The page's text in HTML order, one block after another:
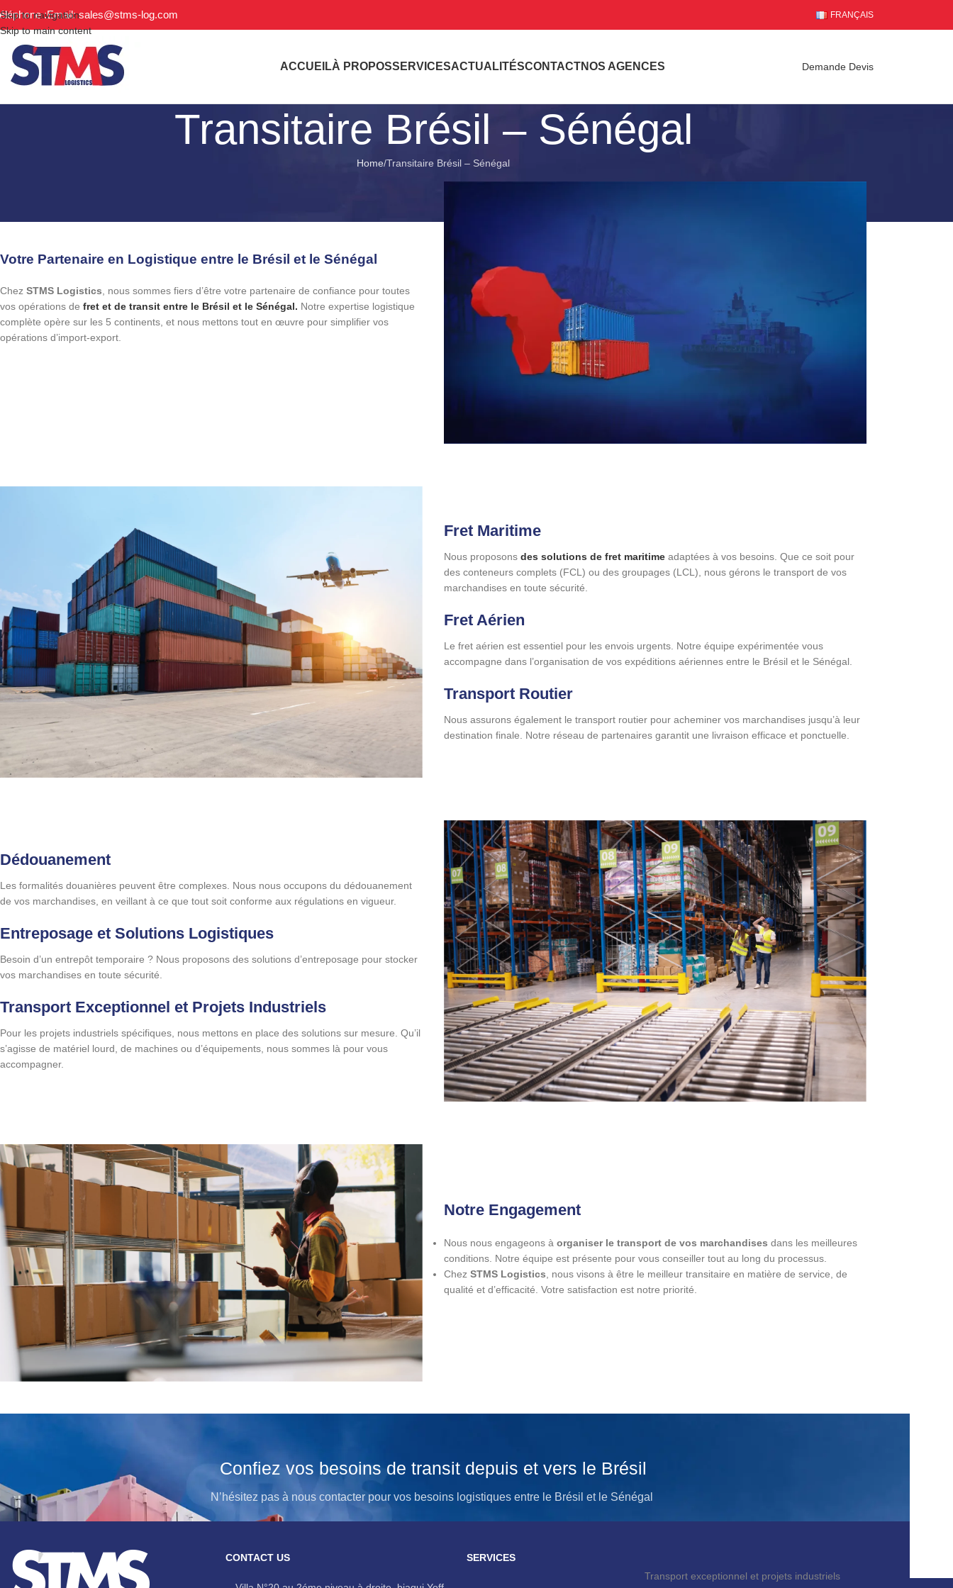
Skip to navigation
Skip to main content
:Email: sales@stms-log.com FRANÇAIS
ACCUEILÀ PROPOSSERVICESACTUALITÉSCONTACTNOS AGENCES Demande Devis
Transitaire Brésil – Sénégal
Home Transitaire Brésil – Sénégal
Votre Partenaire en Logistique entre le Brésil et le Sénégal
Chez STMS Logistics , nous sommes fiers d’être votre partenaire de confiance pour toutes
vos opérations de fret et de transit entre le Brésil et le Sénégal. Notre expertise logistique
complète opère sur les 5 continents, et nous mettons tout en œuvre pour simplifier vos
opérations d’import-export.
Fret Maritime
Nous proposons des solutions de fret maritime adaptées à vos besoins. Que ce soit pour
des conteneurs complets (FCL) ou des groupages (LCL), nous gérons le transport de vos
marchandises en toute sécurité.
Fret Aérien
Le fret aérien est essentiel pour les envois urgents. Notre équipe expérimentée vous
accompagne dans l’organisation de vos expéditions aériennes entre le Brésil et le Sénégal.
Transport Routier
Nous assurons également le transport routier pour acheminer vos marchandises jusqu’à leur
destination finale. Notre réseau de partenaires garantit une livraison efficace et ponctuelle.
Dédouanement
Les formalités douanières peuvent être complexes. Nous nous occupons du dédouanement
de vos marchandises, en veillant à ce que tout soit conforme aux régulations en vigueur.
Entreposage et Solutions Logistiques
Besoin d’un entrepôt temporaire ? Nous proposons des solutions d’entreposage pour stocker
vos marchandises en toute sécurité.
Transport Exceptionnel et Projets Industriels
Pour les projets industriels spécifiques, nous mettons en place des solutions sur mesure. Qu’il
s’agisse de matériel lourd, de machines ou d’équipements, nous sommes là pour vous
accompagner.
Notre Engagement
Nous nous engageons à organiser le transport de vos marchandises dans les meilleures
conditions. Notre équipe est présente pour vous conseiller tout au long du processus.
Chez STMS Logistics , nous visons à être le meilleur transitaire en matière de service, de
qualité et d’efficacité. Votre satisfaction est notre priorité.
Confiez vos besoins de transit depuis et vers le Brésil
N’hésitez pas à nous contacter pour vos besoins logistiques entre le Brésil et le Sénégal
CONTACT US SERVICES
Transport exceptionnel et projets industriels